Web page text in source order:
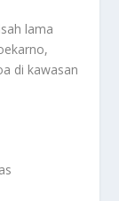
lama
di kawasan